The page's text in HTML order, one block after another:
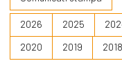
2026 2025
2020
2019 2018